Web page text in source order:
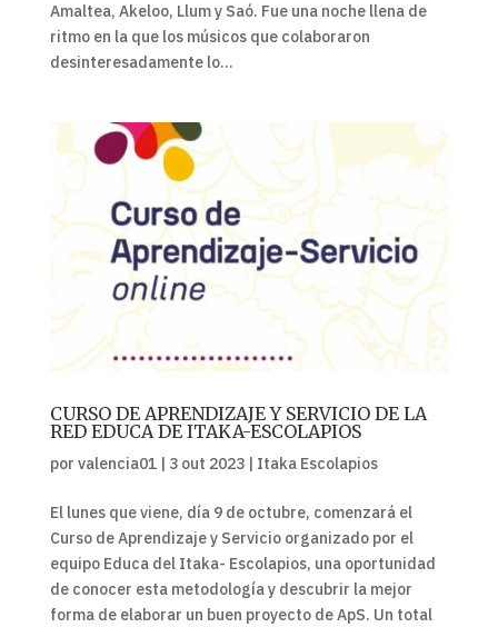
Amaltea, Akeloo, Llum y Saó. Fue una noche llena de
ritmo en la que los músicos que colaboraron
desinteresadamente lo...
CURSO DE APRENDIZAJE Y SERVICIO DE LA
RED EDUCA DE ITAKA-ESCOLAPIOS
por valencia01| 3 out 2023| Itaka Escolapios
El lunes que viene, día 9 de octubre, comenzará el
Curso de Aprendizaje y Servicio organizado por el
equipo Educa del Itaka- Escolapios, una oportunidad
de conocer esta metodología y descubrir la mejor
forma de elaborar un buen proyecto de ApS. Un total